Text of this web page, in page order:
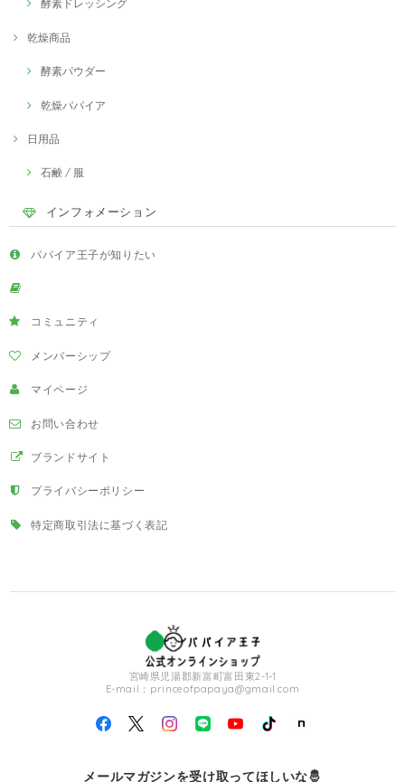
酵素ドレッシング
乾燥商品
酵素パウダー
乾燥パパイア
日用品
石鹸 / 服
インフォメーション
パパイア王子が知りたい
コミュニティ
メンバーシップ
マイページ
お問い合わせ
ブランドサイト
プライバシーポリシー
特定商取引法に基づく表記
宮崎県児湯郡新富町富田東2-1-1
E-mail： princeofpapaya@gmail.com
メールマガジンを受け取ってほしいな🤴